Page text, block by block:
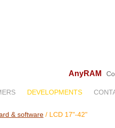
AnyRAM
DEVELOPMENTS
& software / LCD 17"-42"